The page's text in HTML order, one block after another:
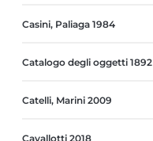
Casini, Paliaga 1984
Catalogo degli oggetti 1892
Catelli, Marini 2009
Cavallotti 2018